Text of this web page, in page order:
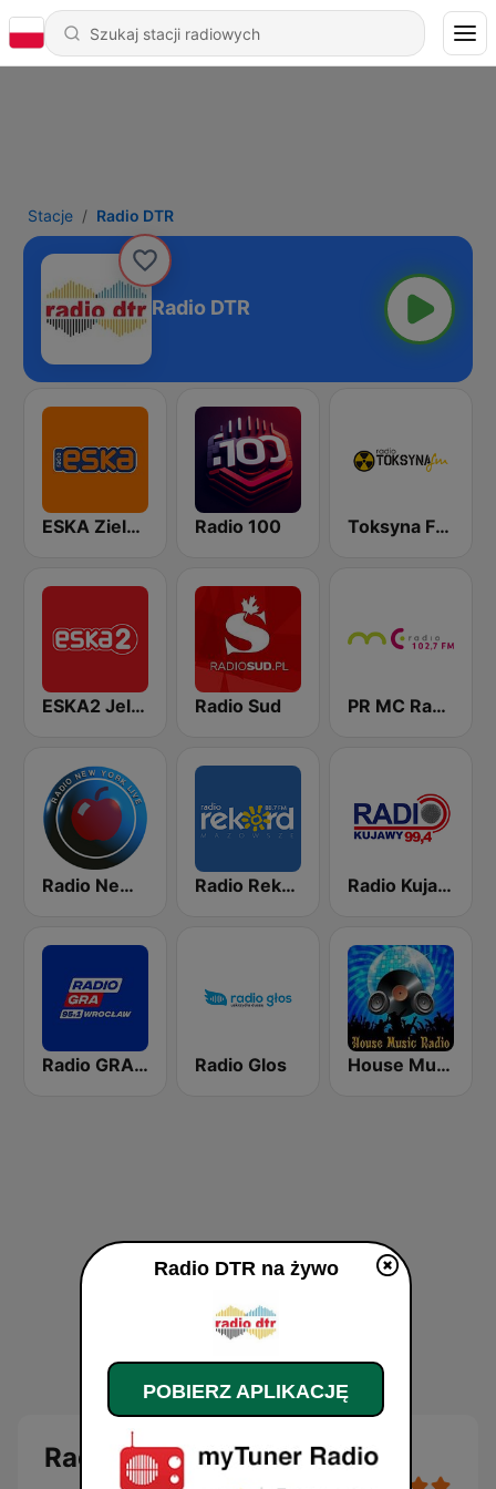
Stacje Radio DTR
Radio DTR
ESKA Zielona Góra Radio 100 Toksyna FM - Chillout & More
ESKA2 Jelenia Góra Radio Sud PR MC Radio
Radio New York Live Radio Rekord Mazowsze Radio Kujawy
Radio GRA 95.1 Wrocław Radio Glos House Music Radio
Radio DTR
Radio DTR na żywo
POBIERZ APLIKACJĘ